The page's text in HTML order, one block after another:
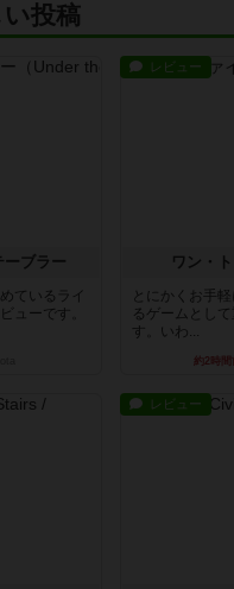
投稿
ーブラー
ているライ
ューです。
レビュー
ワン・
とにかくお手
るゲームとし
す。いわ...
約2時間
レビュー